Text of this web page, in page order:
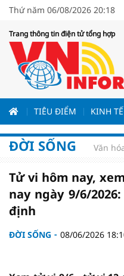
Thứ năm 06/08/2026 20:18
Trang thông tin điện tử tổng hợp
TIÊU ĐIỂM KINH
ĐỜI SỐNG Văn
Tử vi hôm nay,
nay ngày 9/6/
định
ĐỜI SỐNG 08/06/2026